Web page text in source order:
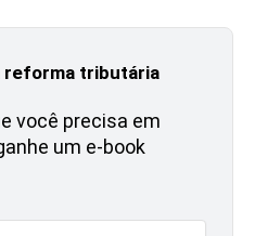
reforma tributária
você precisa em
um e-book